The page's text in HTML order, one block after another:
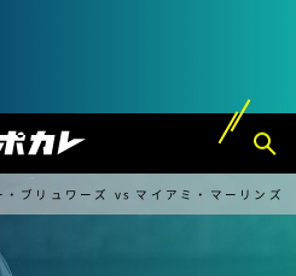
・ブリュワーズ vs マイアミ・マーリンズ